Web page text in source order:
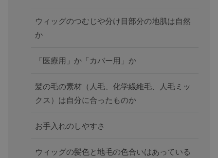
ウィッグのつむじや分け目部分の地肌は自然
か
「医療用」か「カバー用」か
髪の毛の素材（人毛、化学繊維毛、人毛ミッ
クス）は自分に合ったものか
お手入れのしやすさ
ウィッグの髪色と地毛の色合いはあっている